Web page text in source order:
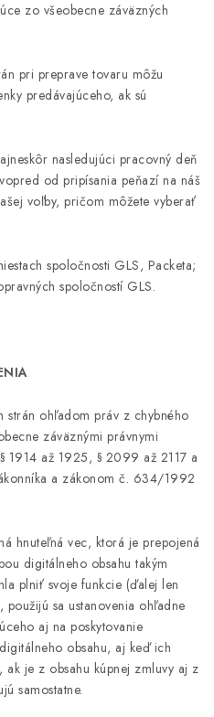
zo všeobecne záväzných
pri preprave tovaru môžu
predávajúceho, ak sú
nasledujúci pracovný deň
od pripísania peňazí na náš
voľby, pričom môžete vyberať
spoločnosti GLS, Packeta;
spoločností GLS.
strán ohľadom práv z chybného
záväznými právnymi
1914 až 1925, § 2099 až 2117 a
a zákonom č. 634/1992
hnuteľná vec, ktorá je prepojená
digitálneho obsahu takým
plniť svoje funkcie (ďalej len
sa ustanovenia ohľadne
aj na poskytovanie
obsahu, aj keď ich
ak je z obsahu kúpnej zmluvy aj z
samostatne.